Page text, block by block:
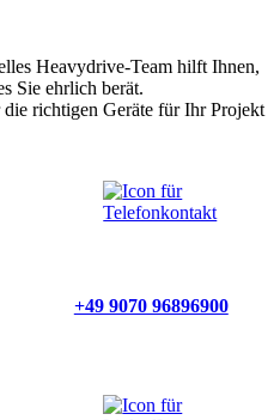
Heavydrive-Team hilft Ihnen,
Sie ehrlich berät.
richtigen Geräte für Ihr Projekt
+49 9070 96896900